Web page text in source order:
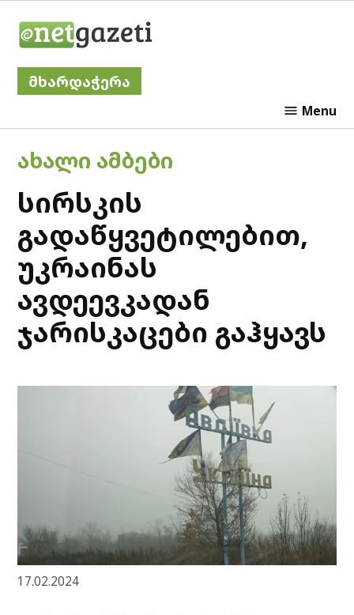
მხარდაჭერა
Menu
POSTED
IN
ᲐᲮᲐᲚᲘ ᲐᲛᲑᲔᲑᲘ
სირსკის
გადაწყვეტილებით,
უკრაინას
ავდეევკადან
ჯარისკაცები გაჰყავს
17.02.2024